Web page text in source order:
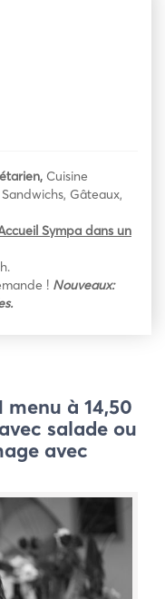
Cuisine
Gâteaux,
Sympa dans un
! Nouveaux:
menu à 14,50
salade ou
avec